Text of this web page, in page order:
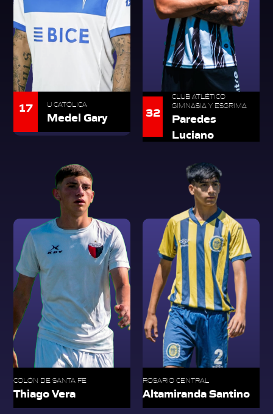
17 U CATÓLICA
Medel Gary 32
CLUB ATLÉTICO
GIMNASIA Y ESGRIMA
Paredes
Luciano
COLÓN DE SANTA FE
Thiago Vera
ROSARIO CENTRAL
Altamiranda Santino